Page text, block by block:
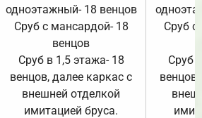
одноэтажный- 18 венцов
Сруб с мансардой- 18
венцов
Сруб в 1,5 этажа- 18
венцов, далее каркас с
внешней отделкой
имитацией бруса.
Сруб с
Сруб